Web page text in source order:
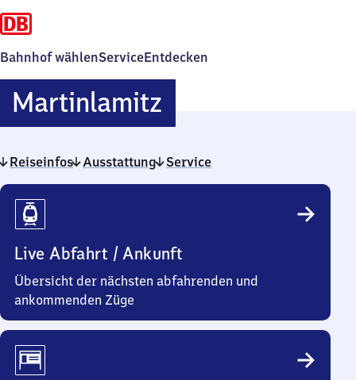
Bahnhof wählenServiceEntdecken
MartinlamitzMartinlamitz
Reiseinfos Ausstattung Service
Reiseinfos
Live Abfahrt / Ankunft
Übersicht der nächsten abfahrenden und
ankommenden Züge